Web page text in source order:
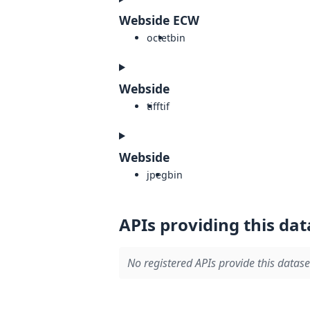
Webside ECW
octetbin
Webside
tifftif
Webside
jpegbin
APIs providing this
No registered APIs provide this